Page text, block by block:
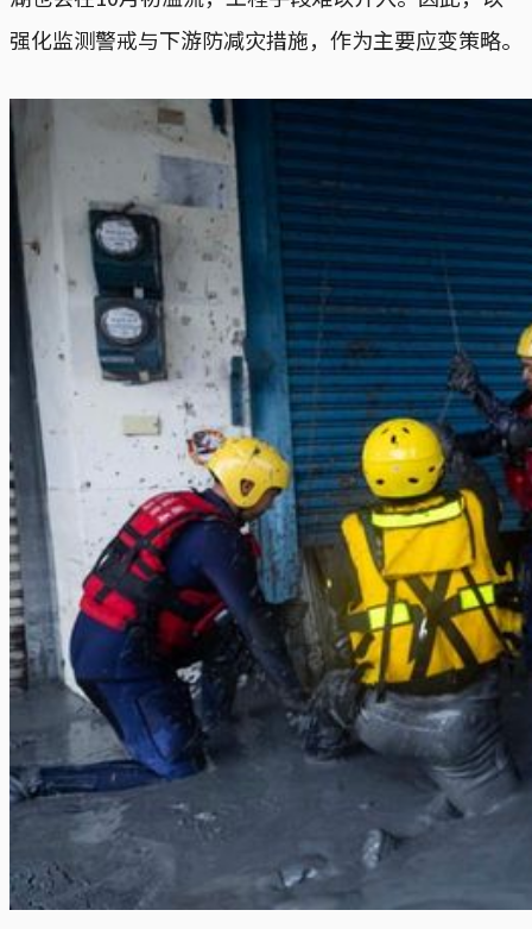
强化监测警戒与下游防减灾措施，作为主要应变策略。